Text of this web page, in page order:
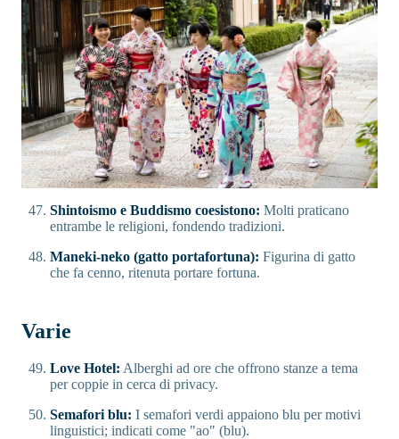
Shintoismo e Buddismo coesistono: Molti praticano
entrambe le religioni, fondendo tradizioni.
Maneki-neko (gatto portafortuna): Figurina di gatto
che fa cenno, ritenuta portare fortuna.
Varie
Love Hotel: Alberghi ad ore che offrono stanze a tema
per coppie in cerca di privacy.
Semafori blu: I semafori verdi appaiono blu per motivi
linguistici; indicati come "ao" (blu).